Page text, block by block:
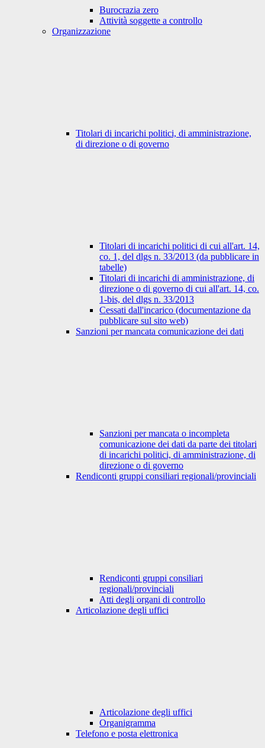
Burocrazia zero
Attività soggette a controllo
Organizzazione
Titolari di incarichi politici, di amministrazione,
di direzione o di governo
Titolari di incarichi politici di cui all'art. 14,
co. 1, del dlgs n. 33/2013 (da pubblicare in
tabelle)
Titolari di incarichi di amministrazione, di
direzione o di governo di cui all'art. 14, co.
1-bis, del dlgs n. 33/2013
Cessati dall'incarico (documentazione da
pubblicare sul sito web)
Sanzioni per mancata comunicazione dei dati
Sanzioni per mancata o incompleta
comunicazione dei dati da parte dei titolari
di incarichi politici, di amministrazione, di
direzione o di governo
Rendiconti gruppi consiliari regionali/provinciali
Rendiconti gruppi consiliari
regionali/provinciali
Atti degli organi di controllo
Articolazione degli uffici
Articolazione degli uffici
Organigramma
Telefono e posta elettronica